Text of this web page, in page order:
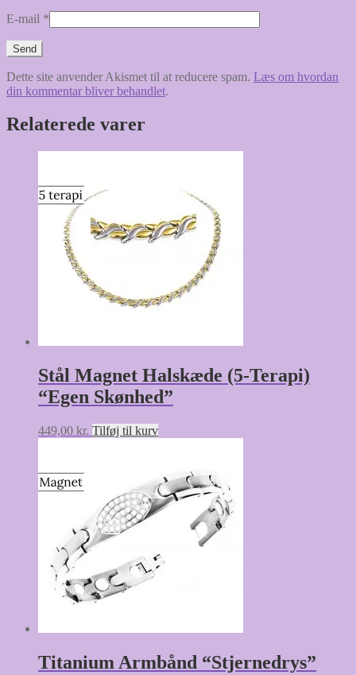
E-mail *
Dette site anvender Akismet til at reducere spam. Læs om hvordan
din kommentar bliver behandlet.
Relaterede varer
Stål Magnet Halskæde (5-Terapi)
“Egen Skønhed”
449,00 kr. Tilføj til kurv
Titanium Armbånd “Stjernedrys”